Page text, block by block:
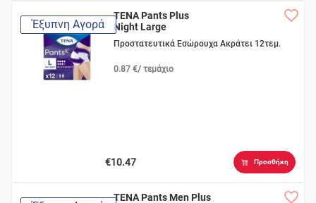
Έξυπνη Αγορά
TENA Pants Plus
Night Large
Προστατευτικά Εσώρουχα Ακράτει 12τεμ.
0.87 €/ τεμάχιο
€10.47 Προσθήκη
TENA Pants Men Plus